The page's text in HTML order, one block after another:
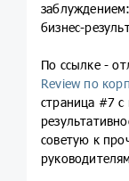
бизнес-
По ссылке -
Review по
страница #7 с
советую к